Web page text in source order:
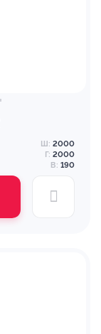
Ш: 2000
Г: 2000
В: 190